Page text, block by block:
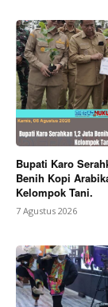
Bupati Karo
Benih Kopi
Kelompok Tani.
7 Agustus 2026